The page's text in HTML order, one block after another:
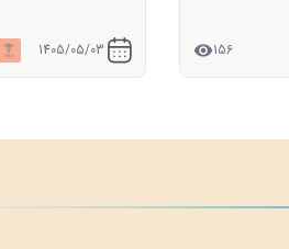
61
1405/05/03